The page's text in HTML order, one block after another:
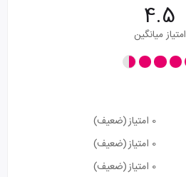
4.5
امتیاز میانگین
0 امتیاز
(ضعیف)
0 امتیاز
(ضعیف)
0 امتیاز
(ضعیف)